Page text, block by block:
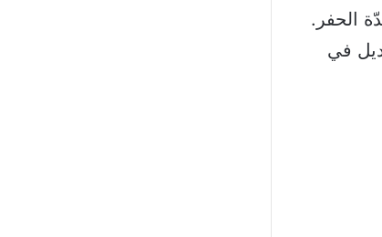
نفس عدّة الحفر.
في